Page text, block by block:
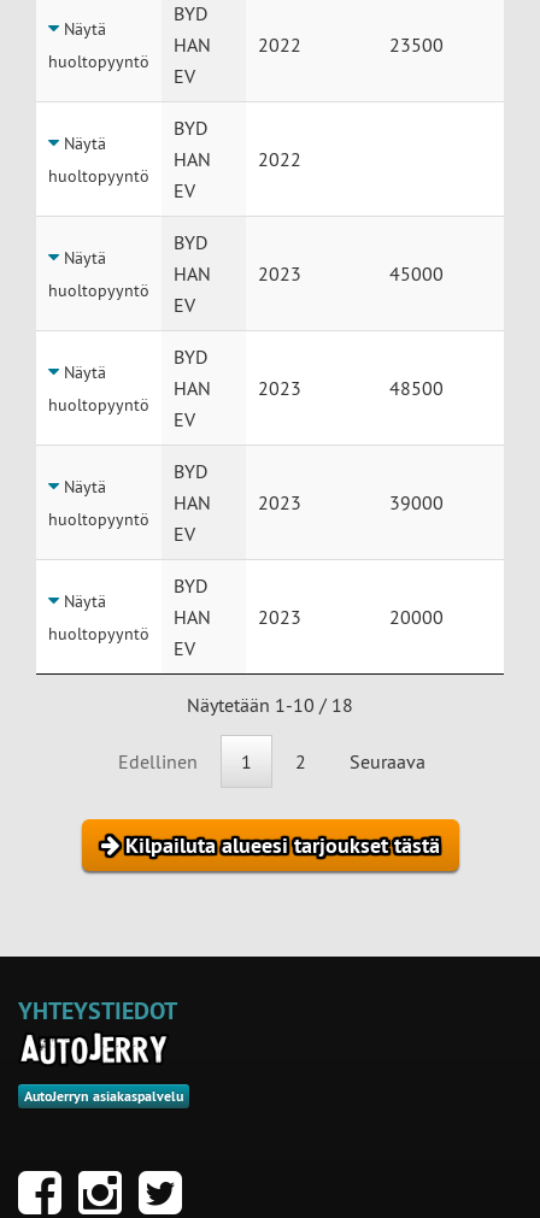
Näytä
huoltopyyntö
BYD
HAN
EV
2022 23500
Näytä
huoltopyyntö
BYD
HAN
EV
2022
Näytä
huoltopyyntö
BYD
HAN
EV
2023 45000
Näytä
huoltopyyntö
BYD
HAN
EV
2023 48500
Näytä
huoltopyyntö
BYD
HAN
EV
2023 39000
Näytä
huoltopyyntö
BYD
HAN
EV
2023 20000
Näytetään 1-10 / 18
Edellinen 1 2 Seuraava
Kilpailuta alueesi tarjoukset tästä
YHTEYSTIEDOT
AutoJerryn asiakaspalvelu